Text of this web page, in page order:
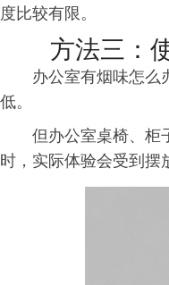
度比较有限。
方法三：
办公室有烟味怎么
低。
但办公室桌椅、柜
时，实际体验会受到摆